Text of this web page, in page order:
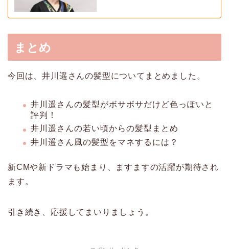
まとめ
今回は、井川遥さんの髪型についてまとめました。
井川遥さんの髪型がボサボサだけど色っぽいと
評判！
井川遥さんの若い頃からの髪型まとめ
井川遥さん風の髪型をマネするには？
新CMや新ドラマも始まり、ますますの活躍が期待され
ます。
引き続き、応援してまいりましょう。